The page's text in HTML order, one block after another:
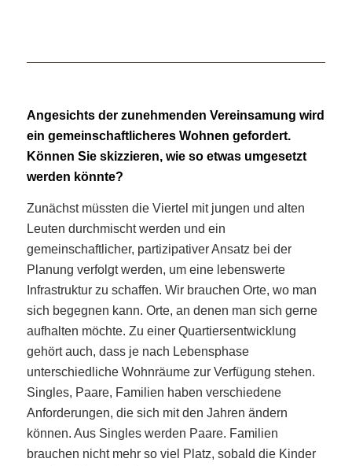
Angesichts der zunehmenden Vereinsamung wird
ein gemeinschaftlicheres Wohnen gefordert.
Können Sie skizzieren, wie so etwas umgesetzt
werden könnte?
Zunächst müssten die Viertel mit jungen und alten
Leuten durchmischt werden und ein
gemeinschaftlicher, partizipativer Ansatz bei der
Planung verfolgt werden, um eine lebenswerte
Infrastruktur zu schaffen. Wir brauchen Orte, wo man
sich begegnen kann. Orte, an denen man sich gerne
aufhalten möchte. Zu einer Quartiersentwicklung
gehört auch, dass je nach Lebensphase
unterschiedliche Wohnräume zur Verfügung stehen.
Singles, Paare, Familien haben verschiedene
Anforderungen, die sich mit den Jahren ändern
können. Aus Singles werden Paare. Familien
brauchen nicht mehr so viel Platz, sobald die Kinder